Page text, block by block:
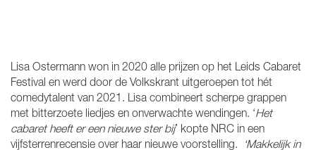
Lisa Ostermann won in 2020 alle prijzen op het Leids Cabaret
Festival en werd door de Volkskrant uitgeroepen tot hét
comedytalent van 2021. Lisa combineert scherpe grappen
met bitterzoete liedjes en onverwachte wendingen. ‘Het
cabaret heeft er een nieuwe ster bij’ kopte NRC in een
vijfsterrenrecensie over haar nieuwe voorstelling.
‘Makkelijk in